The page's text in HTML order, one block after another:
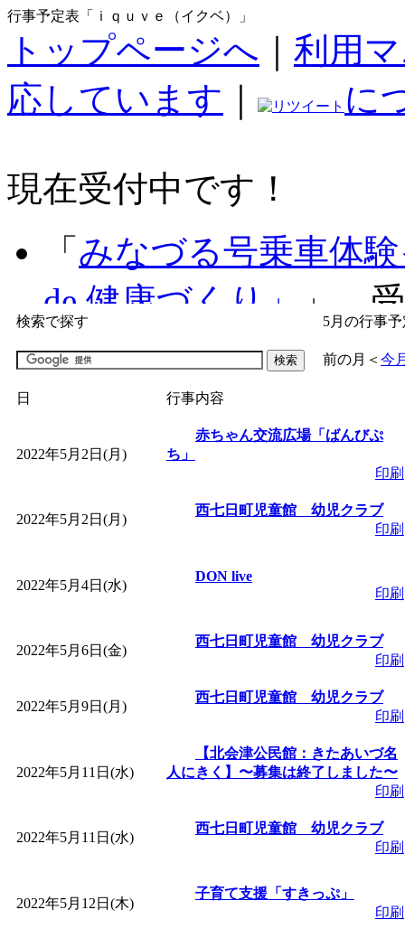
行事予定表「ｉｑｕｖｅ（イクベ）」
トップページへ
利用
応しています
に
現在受付中です！
「 みなづる号乗車体
de 健康づくり」
」 受
「子育て交流広場「
間：2026/07/09～
「皆鶴姫のこびる塾
」 受付期間：～
子育て講座「ばん
2026/07/10～2026/08/
「子育て交流広場「
間：2026/07/13～2026/
子育て交流広場「
間：2026/08/10～2026/
「赤ちゃん子育て講
付期間：2026/08/10～
検索で探す 5月の行事
前の月 ＜ 今
日 行事内容
2022年5月2日(月)
赤ちゃん交流広場「ばんびぷ
ち」
印刷
2022年5月2日(月)
西七日町児童館 幼児クラブ
印刷
2022年5月4日(水)
DON live
印刷
2022年5月6日(金)
西七日町児童館 幼児クラブ
印刷
2022年5月9日(月)
西七日町児童館 幼児クラブ
印刷
2022年5月11日(水)
【北会津公民館：きたあいづ名
人にきく】〜募集は終了しました〜
印刷
2022年5月11日(水)
西七日町児童館 幼児クラブ
印刷
2022年5月12日(木)
子育て支援「すきっぷ」
印刷